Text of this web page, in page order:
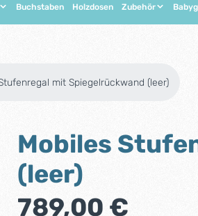
Buchstaben Holzdosen Zubehör
mit Spiegelrückwand (leer)
Mobiles
(leer)
Regulärer Preis:
789,00 €